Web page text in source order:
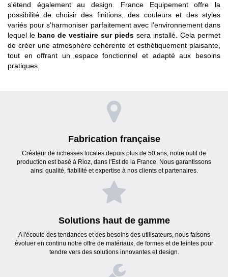
s'étend également au design. France Equipement offre la
possibilité de choisir des finitions, des couleurs et des styles
variés pour s'harmoniser parfaitement avec l'environnement dans
lequel le banc de vestiaire sur pieds sera installé. Cela permet
de créer une atmosphère cohérente et esthétiquement plaisante,
tout en offrant un espace fonctionnel et adapté aux besoins
pratiques.
Fabrication française
Créateur de richesses locales depuis plus de 50 ans, notre outil de
production est basé à Rioz, dans l'Est de la France. Nous garantissons
ainsi qualité, fiabilité et expertise à nos clients et partenaires.
Solutions haut de gamme
A l'écoute des tendances et des besoins des utilisateurs, nous faisons
évoluer en continu notre offre de matériaux, de formes et de teintes pour
tendre vers des solutions innovantes et design.